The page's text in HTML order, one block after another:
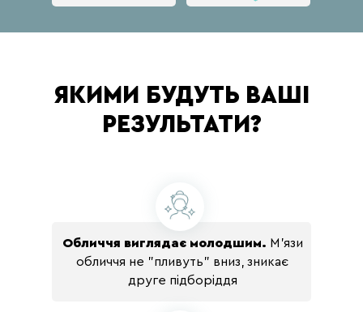
укріплення прямих ліній живота
ДЕНЬ 12
ЯКИМИ БУДУТЬ ВАШІ
РЕЗУЛЬТАТИ?
Обличчя виглядає молодшим. М'язи
обличчя не "пливуть" вниз, зникає
друге підборіддя